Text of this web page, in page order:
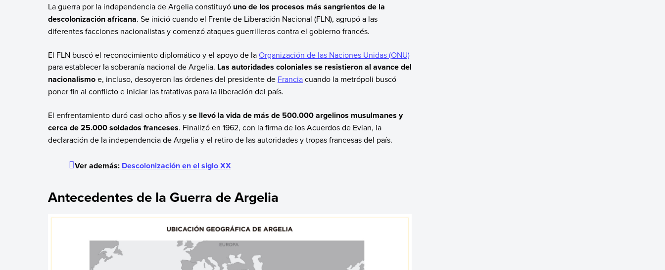
La guerra por la independencia de Argelia constituyó uno de los procesos más sangrientos de la
descolonización africana. Se inició cuando el Frente de Liberación Nacional (FLN), agrupó a las
diferentes facciones nacionalistas y comenzó ataques guerrilleros contra el gobierno francés.
El FLN buscó el reconocimiento diplomático y el apoyo de laOrganización de las Naciones Unidas (ONU)
para establecer la soberanía nacional de Argelia. Las autoridades coloniales se resistieron al avance del
nacionalismoe, incluso, desoyeron las órdenes del presidente de Franciacuando la metrópoli buscó
poner fin al conflicto e iniciar las tratativas para la liberación del país.
El enfrentamiento duró casi ocho años yse llevó la vida de más de 500.000 argelinos musulmanes y
cerca de 25.000 soldados franceses. Finalizó en 1962, con la firma de los Acuerdos de Evian, la
declaración de la independencia de Argelia y el retiro de las autoridades y tropas francesas del país.
Ver además: Descolonización en el siglo XX
Antecedentes de la Guerra de Argelia